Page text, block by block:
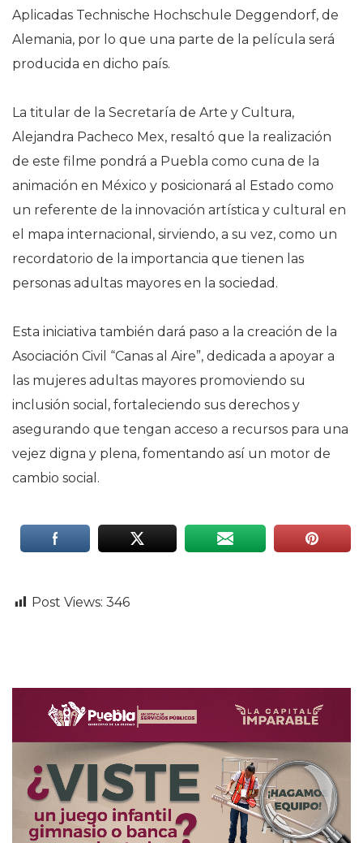
Aplicadas Technische Hochschule Deggendorf, de
Alemania, por lo que una parte de la película será
producida en dicho país.
La titular de la Secretaría de Arte y Cultura,
Alejandra Pacheco Mex, resaltó que la realización
de este filme pondrá a Puebla como cuna de la
animación en México y posicionará al Estado como
un referente de la innovación artística y cultural en
el mapa internacional, sirviendo, a su vez, como un
recordatorio de la importancia que tienen las
personas adultas mayores en la sociedad.
Esta iniciativa también dará paso a la creación de la
Asociación Civil “Canas al Aire”, dedicada a apoyar a
las mujeres adultas mayores promoviendo su
inclusión social, fortaleciendo sus derechos y
asegurando que tengan acceso a recursos para una
vejez digna y plena, fomentando así un motor de
cambio social.
Post Views: 346